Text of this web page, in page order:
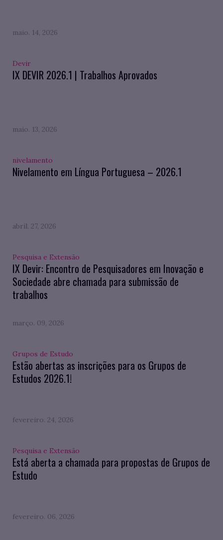
maio. 14, 2026
Devir
IX DEVIR 2026.1 | Trabalhos Aprovados
maio. 13, 2026
nivelamento
Nivelamento em Língua Portuguesa – 2026.1
abril. 27, 2026
Pesquisa e Extensão
IX Devir: Encontro de Pesquisadores em Inovação e
Sociedade abre chamada para submissão de
trabalhos
março. 09, 2026
Grupos de Estudo
Estão abertas as inscrições para os Grupos de
Estudos 2026.1!
fevereiro. 24, 2026
Pesquisa e Extensão
Está aberta a chamada para propostas de Grupos de
Estudo
fevereiro. 06, 2026